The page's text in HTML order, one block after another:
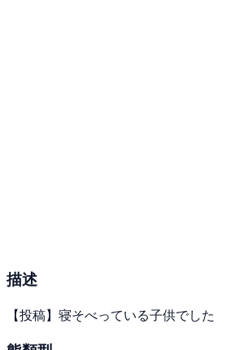
描述
【投稿】寝そべっている子供でした